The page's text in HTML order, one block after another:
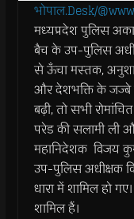
भोपाल.Desk/
मध्यप्रदेश पुलिस
बैच के उप-पुलिस
से ऊँचा मस्तक,
और देशभक्ति के जज्बे
बढ़ी, तो सभी
परेड की सलामी ली
महानिदेशक विजय
उप-पुलिस अधीक्षक
धारा में शामिल हो
शामिल हैं।